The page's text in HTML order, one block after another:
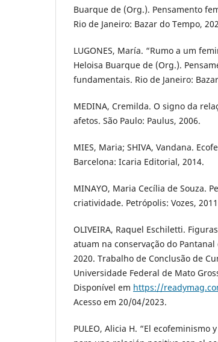
Buarque de (Org.). Pensamento
Rio de Janeiro: Bazar do Tempo,
LUGONES, María. “Rumo a um
Heloisa Buarque de (Org.).
fundamentais. Rio de Janeiro:
MEDINA, Cremilda. O signo da
afetos. São Paulo: Paulus, 2006.
MIES, Maria; SHIVA, Vandana.
Barcelona: Icaria Editorial, 2014.
MINAYO, Maria Cecília de Souza.
criatividade. Petrópolis: Vozes,
OLIVEIRA, Raquel Eschiletti.
atuam na conservação do
2020. Trabalho de Conclusão de
Universidade Federal de Mato
Disponível em https://
Acesso em 20/04/2023.
PULEO, Alicia H. “El ecofeminismo